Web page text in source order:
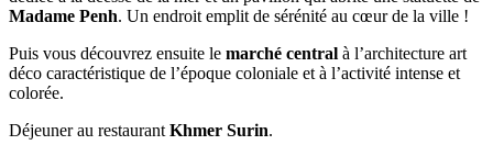
Madame Penh. Un endroit emplit de sérénité au cœur de la ville !
Puis vous découvrez ensuite le marché central à l’architecture art
déco caractéristique de l’époque coloniale et à l’activité intense et
colorée.
Déjeuner au restaurant Khmer Surin.